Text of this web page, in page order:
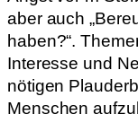
aber auch
haben?“.
Interesse und
nötigen
Menschen